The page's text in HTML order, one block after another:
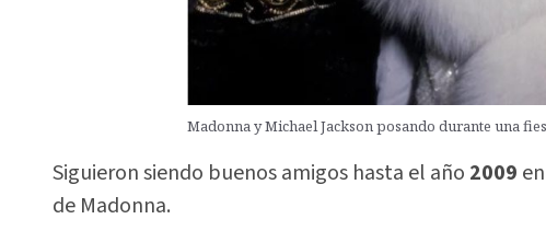
Madonna y Michael Jackson posando durante una
Siguieron siendo buenos amigos hasta el año 2009
de Madonna.